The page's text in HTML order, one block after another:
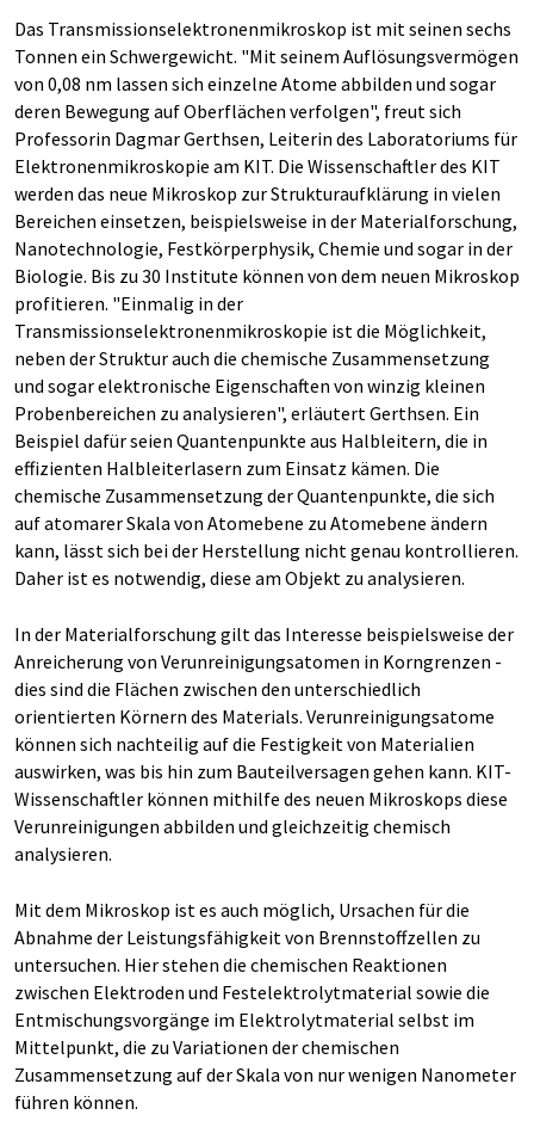
Das Transmissionselektronenmikroskop ist mit seinen sechs
Tonnen ein Schwergewicht. "Mit seinem Auflösungsvermögen
von 0,08 nm lassen sich einzelne Atome abbilden und sogar
deren Bewegung auf Oberflächen verfolgen", freut sich
Professorin Dagmar Gerthsen, Leiterin des Laboratoriums für
Elektronenmikroskopie am KIT. Die Wissenschaftler des KIT
werden das neue Mikroskop zur Strukturaufklärung in vielen
Bereichen einsetzen, beispielsweise in der Materialforschung,
Nanotechnologie, Festkörperphysik, Chemie und sogar in der
Biologie. Bis zu 30 Institute können von dem neuen Mikroskop
profitieren. "Einmalig in der
Transmissionselektronenmikroskopie ist die Möglichkeit,
neben der Struktur auch die chemische Zusammensetzung
und sogar elektronische Eigenschaften von winzig kleinen
Probenbereichen zu analysieren", erläutert Gerthsen. Ein
Beispiel dafür seien Quantenpunkte aus Halbleitern, die in
effizienten Halbleiterlasern zum Einsatz kämen. Die
chemische Zusammensetzung der Quantenpunkte, die sich
auf atomarer Skala von Atomebene zu Atomebene ändern
kann, lässt sich bei der Herstellung nicht genau kontrollieren.
Daher ist es notwendig, diese am Objekt zu analysieren.
In der Materialforschung gilt das Interesse beispielsweise der
Anreicherung von Verunreinigungsatomen in Korngrenzen -
dies sind die Flächen zwischen den unterschiedlich
orientierten Körnern des Materials. Verunreinigungsatome
können sich nachteilig auf die Festigkeit von Materialien
auswirken, was bis hin zum Bauteilversagen gehen kann. KIT-
Wissenschaftler können mithilfe des neuen Mikroskops diese
Verunreinigungen abbilden und gleichzeitig chemisch
analysieren.
Mit dem Mikroskop ist es auch möglich, Ursachen für die
Abnahme der Leistungsfähigkeit von Brennstoffzellen zu
untersuchen. Hier stehen die chemischen Reaktionen
zwischen Elektroden und Festelektrolytmaterial sowie die
Entmischungsvorgänge im Elektrolytmaterial selbst im
Mittelpunkt, die zu Variationen der chemischen
Zusammensetzung auf der Skala von nur wenigen Nanometer
führen können.